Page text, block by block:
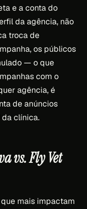
e a conta do
da agência, não
troca de
os públicos
— o que
com o
agência, é
de anúncios
clínica.
vs. Fly Vet
mais impactam